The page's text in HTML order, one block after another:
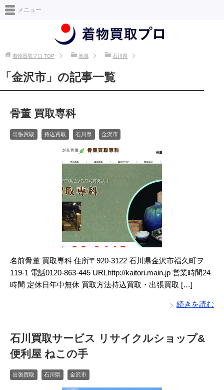
日本最大級の着物買取情報サイト [着物買取プロ]
メニュー
着物買取プロ TOP 地域 石川県
「金沢市」の記事一覧
骨董 買取専科
出張買取 持込買取 石川県 金沢市
名前骨董 買取専科 住所〒920-3122 石川県金沢市福久町ヲ
119-1 電話0120-863-445 URLhttp://kaitori.main.jp 営業時間24
時間 定休日年中無休 買取方法持込買取・出張買取 […]
続きを読む
石川買取サービス リサイクルショップ&
便利屋 ねこの手
出張買取 石川県 金沢市